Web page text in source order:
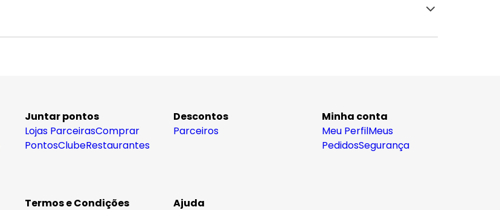
Juntar pontos
Lojas ParceirasComprar
PontosClubeRestaurantes
Descontos
Parceiros
Minha conta
Meu PerfilMeus
PedidosSegurança
Termos e Condições Ajuda